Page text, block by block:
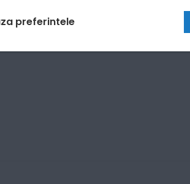
preferintele